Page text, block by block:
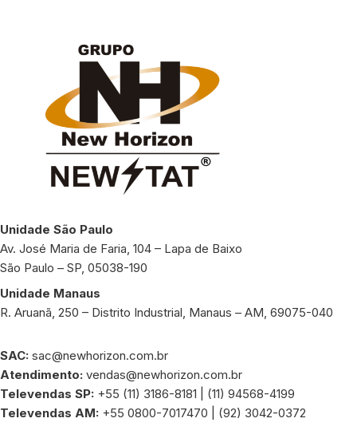
Unidade São Paulo
Av. José Maria de Faria, 104 – Lapa de Baixo
São Paulo – SP, 05038-190
Unidade Manaus
R. Aruanã, 250 – Distrito Industrial, Manaus – AM, 69075-040
SAC: sac@newhorizon.com.br
Atendimento: vendas@newhorizon.com.br
Televendas SP: +55 (11) 3186-8181 | (11) 94568-4199
Televendas AM: +55 0800-7017470 | (92) 3042-0372